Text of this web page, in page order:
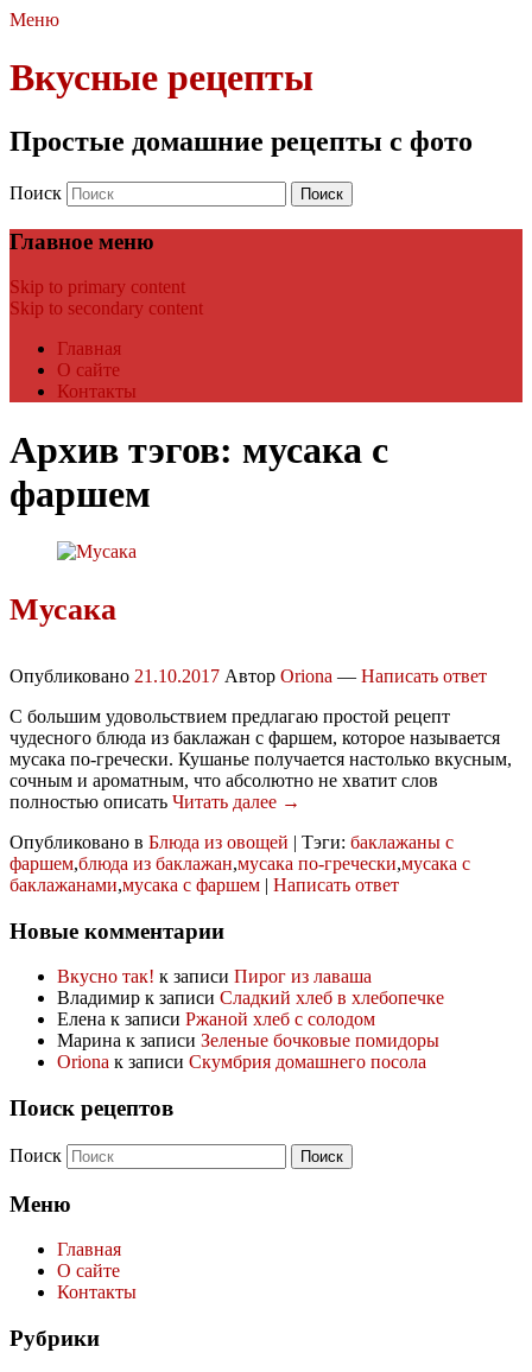
Меню
Вкусные рецепты
Простые домашние рецепты с фото
Поиск
Главное меню
Skip to primary content
Skip to secondary content
Главная
О сайте
Контакты
Архив тэгов: мусака с
фаршем
Мусака
Опубликовано 21.10.2017 Автор Oriona — Написать ответ
С большим удовольствием предлагаю простой рецепт
чудесного блюда из баклажан с фаршем, которое называется
мусака по-гречески. Кушанье получается настолько вкусным,
сочным и ароматным, что абсолютно не хватит слов
полностью описать Читать далее →
Опубликовано в Блюда из овощей | Тэги: баклажаны с
фаршем,блюда из баклажан,мусака по-гречески,мусака с
баклажанами,мусака с фаршем | Написать ответ
Новые комментарии
Вкусно так! к записи Пирог из лаваша
Владимир к записи Сладкий хлеб в хлебопечке
Елена к записи Ржаной хлеб с солодом
Марина к записи Зеленые бочковые помидоры
Oriona к записи Скумбрия домашнего посола
Поиск рецептов
Поиск
Меню
Главная
О сайте
Контакты
Рубрики